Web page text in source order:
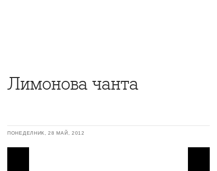
Лимонова чанта
ПОНЕДЕЛНИК, 28 МАЙ, 2012